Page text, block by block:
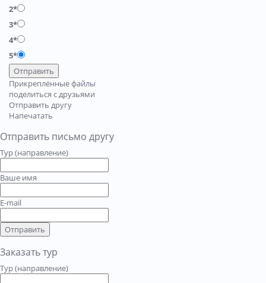
2*
3*
4*
5*
Отправить
Прикреплённые файлы
поделиться с друзьями
Отправить другу
Напечатать
Отправить письмо другу
Тур (направление)
Ваше имя
E-mail
Отправить
Заказать тур
Тур (направление)